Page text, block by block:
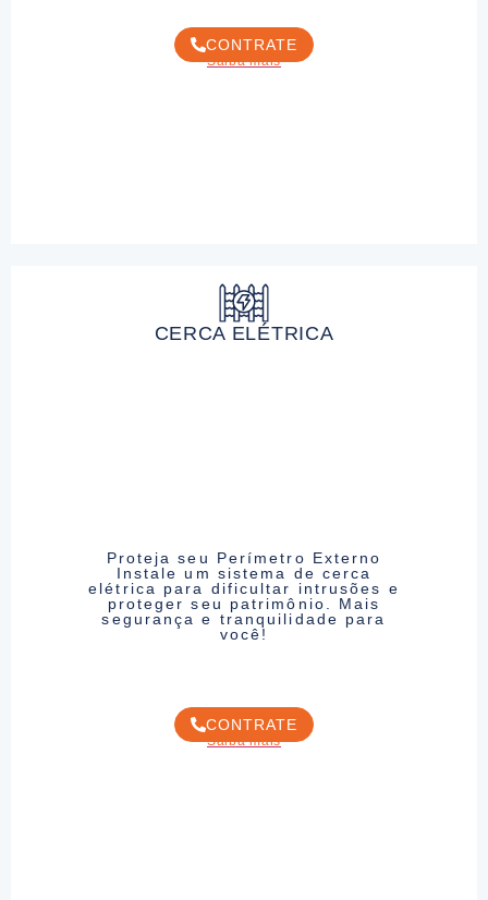
CONTRATE
Saiba mais
CERCA ELÉTRICA
Proteja seu Perímetro Externo
Instale um sistema de cerca
elétrica para dificultar intrusões e
proteger seu patrimônio. Mais
segurança e tranquilidade para
você!
CONTRATE
Saiba mais